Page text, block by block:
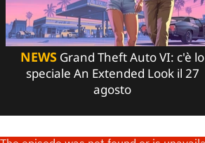
NEWS Grand Theft Auto VI: c'è lo
speciale An Extended Look il 27
agosto